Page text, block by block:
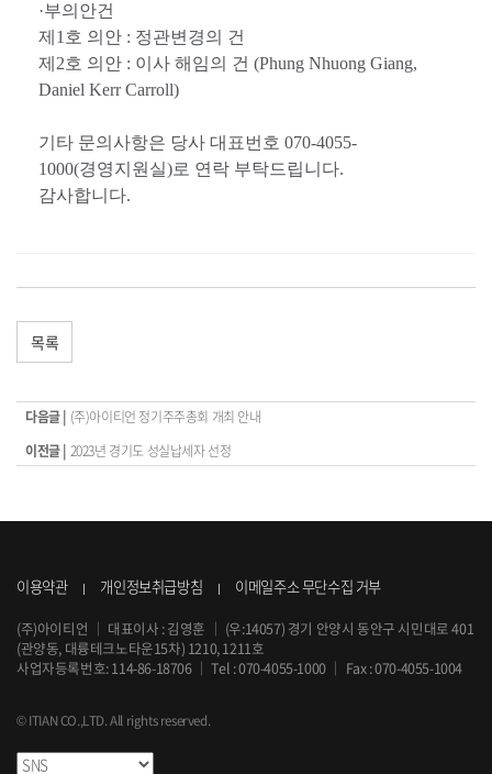
·부의안건
제 1 호 의안 : 정관변경의 건
제 2호 의안 : 이사 해임의 건 (Phung Nhuong Giang,
Daniel Kerr Carroll)
기타 문의사항은 당사 대표번호 070-4055-
1000(경영지원실)로 연락 부탁드립니다.
감사합니다.
목록
다음글 | (주)아이티언 정기주주총회 개최 안내
이전글 | 2023년 경기도 성실납세자 선정
이용약관 개인정보취급방침
이메일주소 무단수집 거부
(주)아이티언 ｜ 대표이사 : 김영훈 ｜ (우:14057) 경기 안양시 동안구 시민대로 401
(관양동, 대륭테크노타운15차) 1210, 1211호
사업자등록번호: 114-86-18706｜Tel :070-4055-1000 ｜ Fax : 070-4055-1004
© ITIAN CO.,LTD. All rights reserved.